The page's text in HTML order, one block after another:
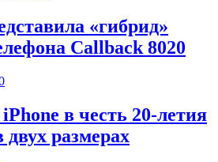
«гибрид»
Callback 8020
в честь 20-летия
размерах